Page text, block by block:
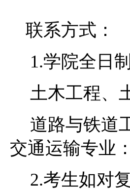
联系方式：
1.学院全日
土木工程、
道路与铁道
交通运输专业
2.考生如对